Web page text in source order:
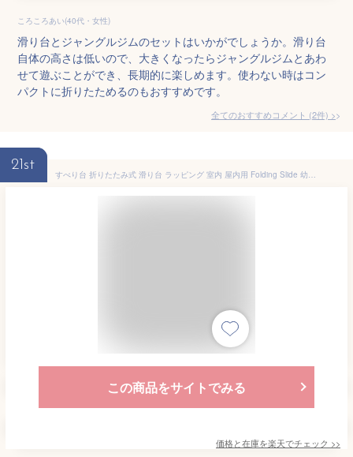
ころころあい(40代・女性)
滑り台とジャングルジムのセットはいかがでしょうか。滑り台
自体の高さは低いので、大きくなったらジャングルジムとあわ
せて遊ぶことができ、長期的に楽しめます。使わない時はコン
パクトに折りたためるのもおすすめです。
全てのおすすめコメント (2件) >
21st
すべり台 折りたたみ式 滑り台 ラッピング 室内 屋内用 Folding Slide 幼児 子ども 遊具 おもちゃ モノトーン プレゼント 人気 おすすめ トランポリン ジャングルジム 知育 玩具 おうち時間 ギフト プレゼント こどもの日
この商品をサイトでみる
価格と在庫を楽天でチェック >>